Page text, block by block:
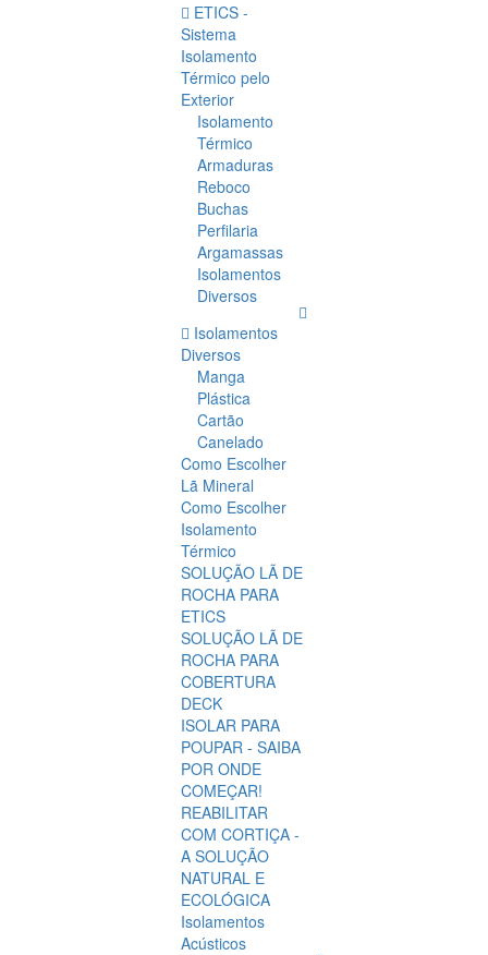
ETICS -
Sistema
Isolamento
Térmico pelo
Exterior
Isolamento
Térmico
Armaduras
Reboco
Buchas
Perfilaria
Argamassas
Isolamentos
Diversos
Isolamentos
Diversos
Manga
Plástica
Cartão
Canelado
Como Escolher
Lã Mineral
Como Escolher
Isolamento
Térmico
SOLUÇÃO LÃ DE
ROCHA PARA
ETICS
SOLUÇÃO LÃ DE
ROCHA PARA
COBERTURA
DECK
ISOLAR PARA
POUPAR - SAIBA
POR ONDE
COMEÇAR!
REABILITAR
COM CORTIÇA -
A SOLUÇÃO
NATURAL E
ECOLÓGICA
Isolamentos
Acústicos